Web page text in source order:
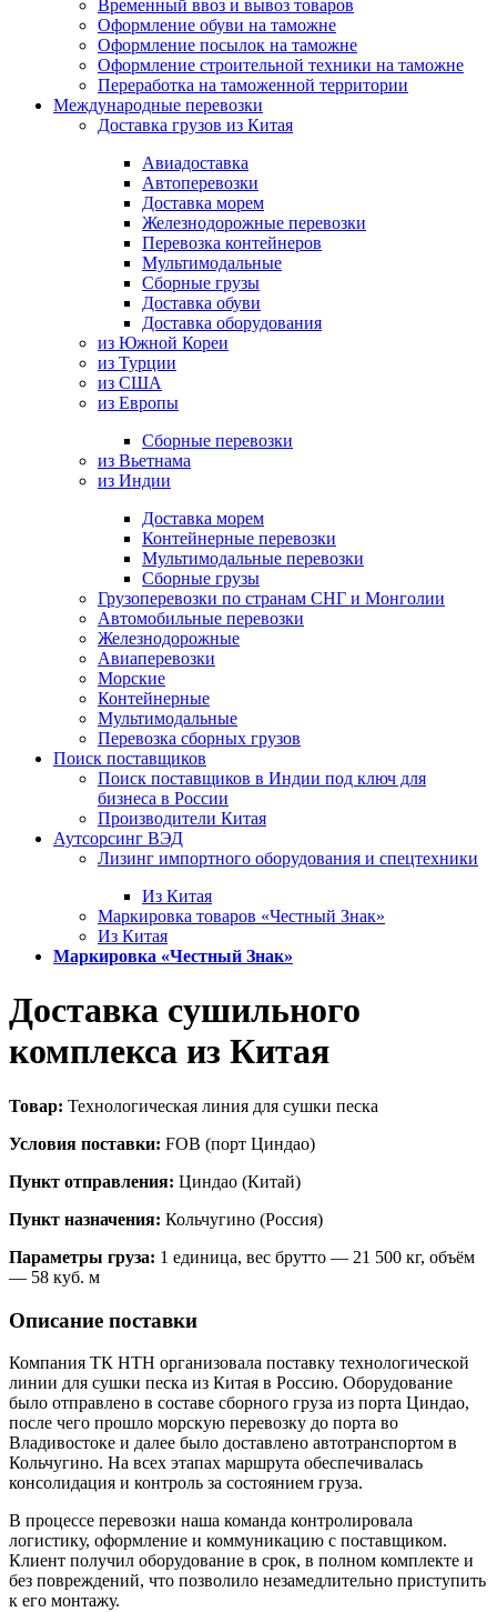
Временный ввоз и вывоз товаров
Оформление обуви на таможне
Оформление посылок на таможне
Оформление строительной техники на таможне
Переработка на таможенной территории
Международные перевозки
Доставка грузов из Китая
Авиадоставка
Автоперевозки
Доставка морем
Железнодорожные перевозки
Перевозка контейнеров
Мультимодальные
Сборные грузы
Доставка обуви
Доставка оборудования
из Южной Кореи
из Турции
из США
из Европы
Сборные перевозки
из Вьетнама
из Индии
Доставка морем
Контейнерные перевозки
Мультимодальные перевозки
Сборные грузы
Грузоперевозки по странам СНГ и Монголии
Автомобильные перевозки
Железнодорожные
Авиаперевозки
Морские
Контейнерные
Мультимодальные
Перевозка сборных грузов
Поиск поставщиков
Поиск поставщиков в Индии под ключ для
бизнеса в России
Производители Китая
Аутсорсинг ВЭД
Лизинг импортного оборудования и спецтехники
Из Китая
Маркировка товаров «Честный Знак»
Из Китая
Маркировка «Честный Знак»
Доставка сушильного
комплекса из Китая
Товар: Технологическая линия для сушки песка
Условия поставки: FOB (порт Циндао)
Пункт отправления: Циндао (Китай)
Пункт назначения: Кольчугино (Россия)
Параметры груза: 1 единица, вес брутто — 21 500 кг, объём
— 58 куб. м
Описание поставки
Компания ТК НТН организовала поставку технологической
линии для сушки песка из Китая в Россию. Оборудование
было отправлено в составе сборного груза из порта Циндао,
после чего прошло морскую перевозку до порта во
Владивостоке и далее было доставлено автотранспортом в
Кольчугино. На всех этапах маршрута обеспечивалась
консолидация и контроль за состоянием груза.
В процессе перевозки наша команда контролировала
логистику, оформление и коммуникацию с поставщиком.
Клиент получил оборудование в срок, в полном комплекте и
без повреждений, что позволило незамедлительно приступить
к его монтажу.